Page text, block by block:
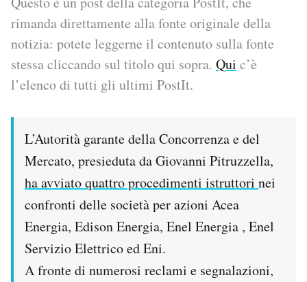
PODCAST
NEWSLETTER
SHOP
CALENDARIO
AREA PERSONALE
rimanda direttamente alla fonte originale della
notizia: potete leggerne il contenuto sulla fonte
stessa cliccando sul titolo qui sopra. Qui c’è
l’elenco di tutti gli ultimi PostIt.
L’Autorità garante della Concorrenza e del
Mercato, presieduta da Giovanni Pitruzzella,
ha avviato quattro procedimenti istruttori nei
confronti delle società per azioni Acea
Energia, Edison Energia, Enel Energia , Enel
Servizio Elettrico ed Eni.
A fronte di numerosi reclami e segnalazioni,